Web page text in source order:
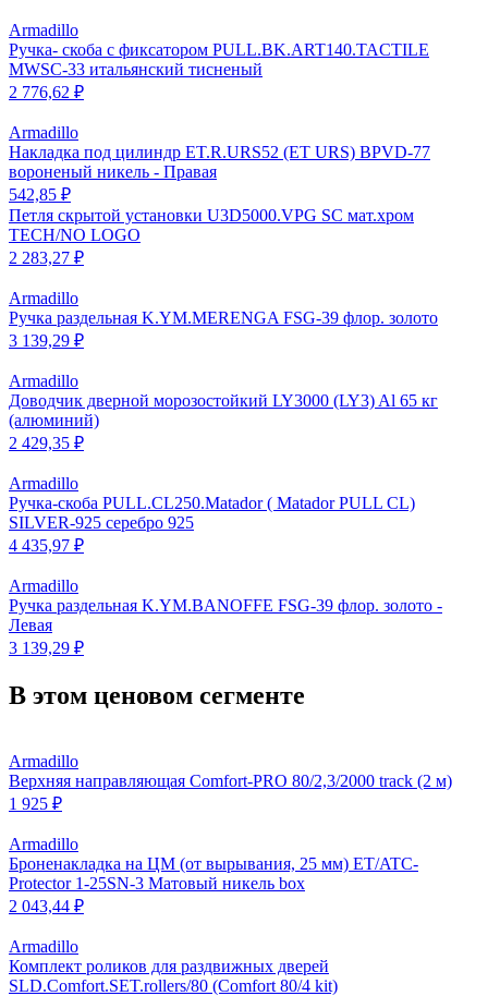
Armadillo
Ручка- скоба с фиксатором PULL.BK.ART140.TACTILE
MWSC-33 итальянский тисненый
2 776,62 ₽
Armadillo
Накладка под цилиндр ET.R.URS52 (ET URS) BPVD-77
вороненый никель - Правая
542,85 ₽
Петля скрытой установки U3D5000.VPG SC мат.хром
TECH/NO LOGO
2 283,27 ₽
Armadillo
Ручка раздельная K.YM.MERENGA FSG-39 флор. золото
3 139,29 ₽
Armadillo
Доводчик дверной морозостойкий LY3000 (LY3) Al 65 кг
(алюминий)
2 429,35 ₽
Armadillo
Ручка-скоба PULL.CL250.Matador ( Matador PULL CL)
SILVER-925 серебро 925
4 435,97 ₽
Armadillo
Ручка раздельная K.YM.BANOFFE FSG-39 флор. золото -
Левая
3 139,29 ₽
В этом ценовом сегменте
Armadillo
Верхняя направляющая Comfort-PRO 80/2,3/2000 track (2 м)
1 925 ₽
Armadillo
Броненакладка на ЦМ (от вырывания, 25 мм) ET/ATC-
Protector 1-25SN-3 Матовый никель box
2 043,44 ₽
Armadillo
Комплект роликов для раздвижных дверей
SLD.Comfort.SET.rollers/80 (Comfort 80/4 kit)